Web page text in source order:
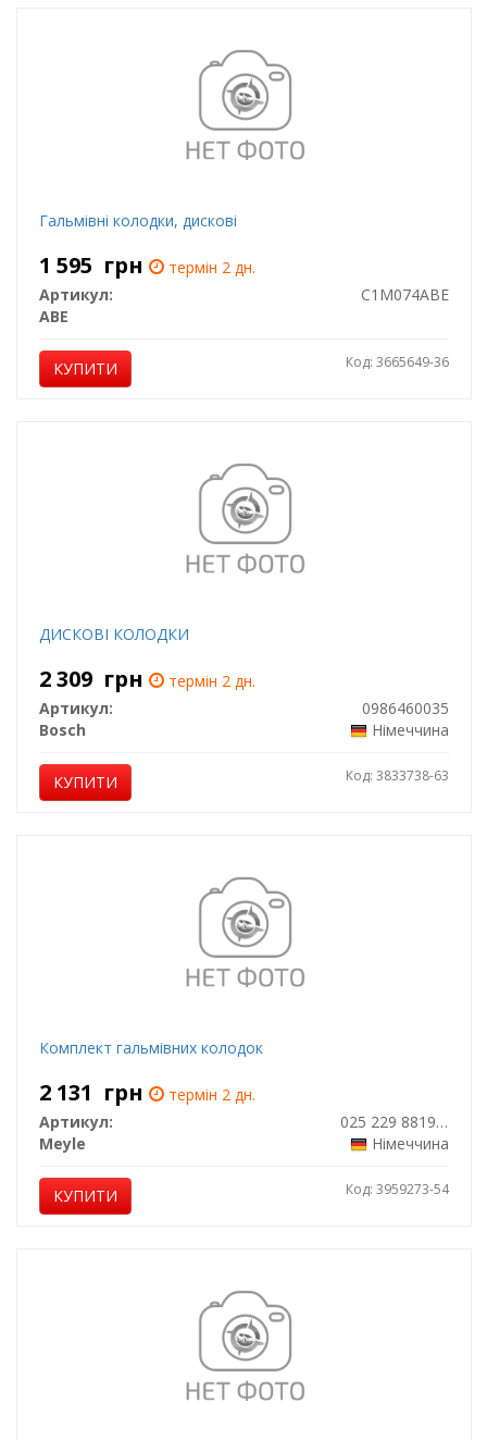
Гальмівні колодки, дискові
1 595 грн
термін 2 дн.
Артикул:
C1M074ABE
ABE
КУПИТИ Код: 3665649-36
ДИСКОВІ КОЛОДКИ
2 309 грн
термін 2 дн.
Артикул:
0986460035
Bosch
Німеччина
КУПИТИ Код: 3833738-63
Комплект гальмівних колодок
2 131 грн
термін 2 дн.
Артикул:
025 229 8819/PD
Meyle
Німеччина
КУПИТИ Код: 3959273-54